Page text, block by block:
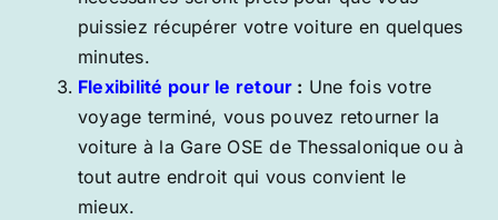
puissiez récupérer votre voiture en quelques
minutes.
Flexibilité pour le retour : Une fois votre
voyage terminé, vous pouvez retourner la
voiture à la Gare OSE de Thessalonique ou à
tout autre endroit qui vous convient le
mieux.